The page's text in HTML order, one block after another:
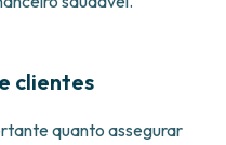
clientes
quanto assegurar